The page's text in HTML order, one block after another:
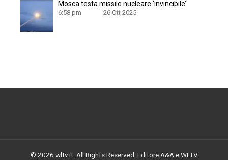
Mosca testa missile nucleare ‘invincibile’
6:58 pm 26 Ott 2025
© 2026 wltv.it. All Rights Reserved. Editore A&A e WLTV